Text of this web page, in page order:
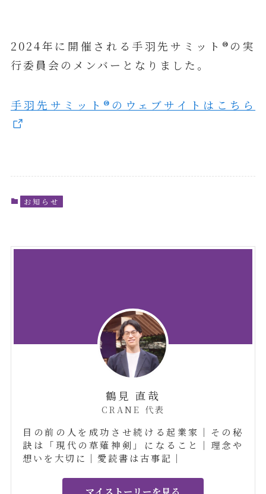
2024年に開催される手羽先サミット®︎の実
行委員会のメンバーとなりました。
手羽先サミット®︎のウェブサイトはこちら
お知らせ
鶴見 直哉
CRANE 代表
目の前の人を成功させ続ける起業家｜その秘
訣は「現代の草薙神剣」になること｜理念や
想いを大切に｜愛読書は古事記｜
マイストーリーを見る